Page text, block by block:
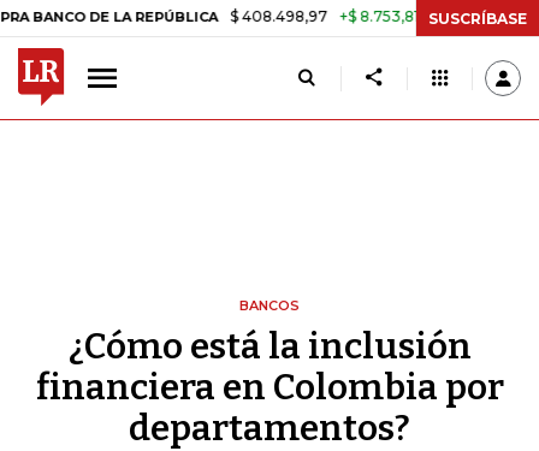
DE LA REPÚBLICA $ 408.498,97 +$ 8.753,81 +2,19% TASA DE
SUSCRÍBASE
BANCOS
¿Cómo está la inclusión
financiera en Colombia por
departamentos?